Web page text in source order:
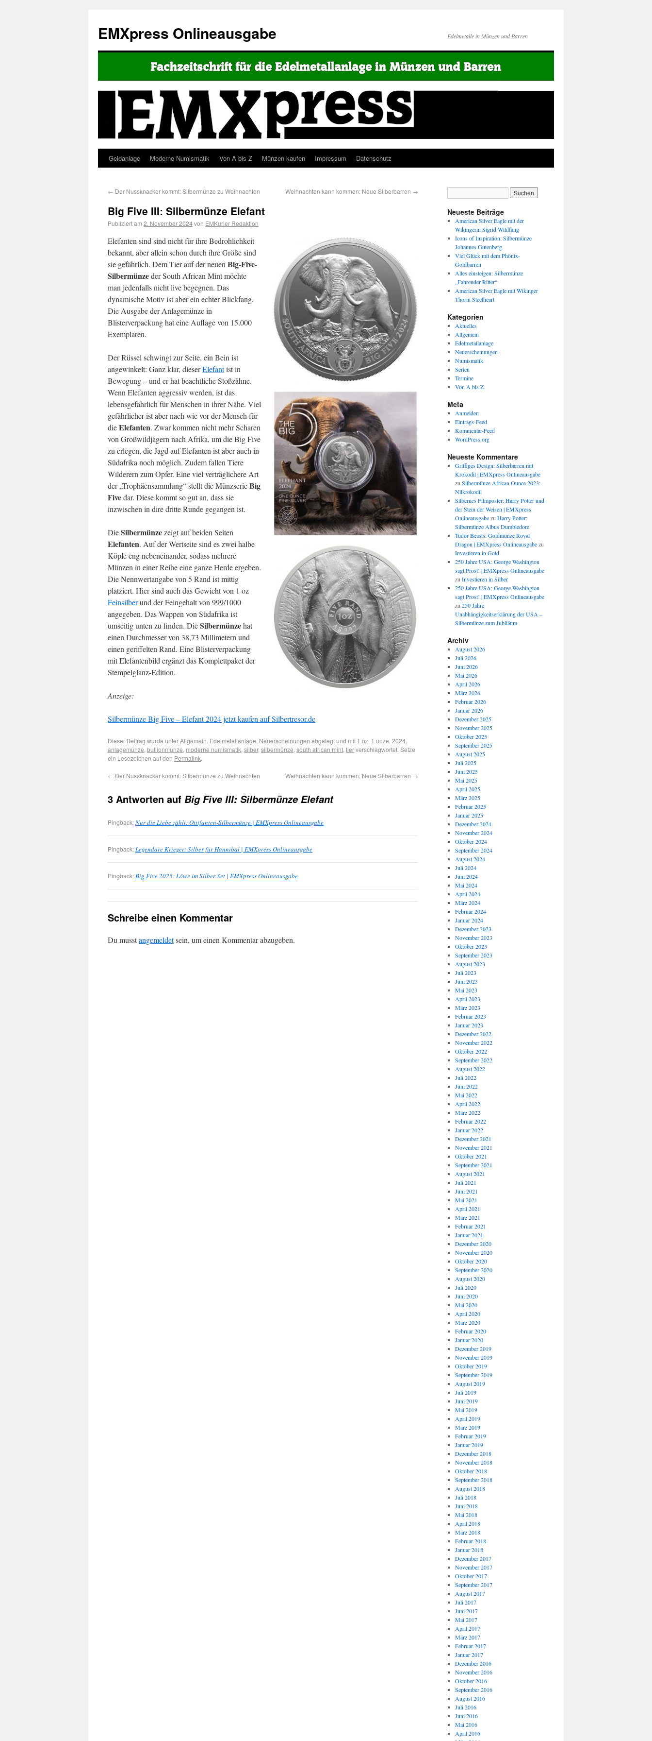
EMXpress Onlineausgabe Edelmetalle in Münzen und Barren
Geldanlage Moderne Numismatik Von A bis Z Münzen kaufen Impressum Datenschutz
← Der Nussknacker kommt: Silbermünze zu Weihnachten Weihnachten kann kommen: Neue Silberbarren →
Big Five III: Silbermünze Elefant
Publiziert am 2. November 2024von EMKurier Redaktion
Elefanten sind sind nicht für ihre Bedrohlichkeit
bekannt, aber allein schon durch ihre Größe sind
sie gefährlich. Dem Tier auf der neuen Big-Five-
Silbermünzeder South African Mint möchte
man jedenfalls nicht live begegnen. Das
dynamische Motiv ist aber ein echter Blickfang.
Die Ausgabe der Anlagemünze in
Blisterverpackung hat eine Auflage von 15.000
Exemplaren.
Der Rüssel schwingt zur Seite, ein Bein ist
angewinkelt: Ganz klar, dieserElefantist in
Bewegung – und er hat beachtliche Stoßzähne.
Wenn Elefanten aggressiv werden, ist das
lebensgefährlich für Menschen in ihrer Nähe. Viel
gefährlicher ist aber nach wie vor der Mensch für
dieElefanten. Zwar kommen nicht mehr Scharen
von Großwildjägern nach Afrika, um die Big Five
zu erlegen, die Jagd auf Elefanten ist aber auch in
Südafrika noch möglich. Zudem fallen Tiere
Wilderern zum Opfer. Eine viel verträglichere Art
der „Trophäensammlung“ stellt die MünzserieBig
Fivedar. Diese kommt so gut an, dass sie
inzwischen in dire dritte Runde gegangen ist.
DieSilbermünzezeigt auf beiden Seiten
Elefanten. Auf der Wertseite sind es zwei halbe
Köpfe eng nebeneinander, sodass mehrere
Münzen in einer Reihe eine ganze Herde ergeben.
Die Nennwertangabe von 5 Rand ist mittig
platziert. Hier sind auch das Gewicht von 1 oz
Feinsilberund der Feingehalt von 999/1000
angegeben. Das Wappen von Südafrika ist
umseitig unten zu finden. DieSilbermünzehat
einen Durchmesser von 38,73 Millimetern und
einen geriffelten Rand. Eine Blisterverpackung
mit Elefantenbild ergänzt das Komplettpaket der
Stempelglanz-Edition.
Anzeige:
Silbermünze Big Five – Elefant 2024 jetzt kaufen auf Silbertresor.de
Dieser Beitrag wurde unterAllgemein, Edelmetallanlage, Neuerscheinungen abgelegt und mit 1 oz, 1 unze, 2024,
anlagemünze, bullionmünze, moderne numismatik, silber, silbermünze, south african mint, tierverschlagwortet. Setze
ein Lesezeichen auf den Permalink.
← Der Nussknacker kommt: Silbermünze zu Weihnachten Weihnachten kann kommen: Neue Silberbarren →
3 Antworten auf Big Five III: Silbermünze Elefant
Pingback:Nur die Liebe zählt: Ottifanten-Silbermünze | EMXpress Onlineausgabe
Pingback:Legendäre Krieger: Silber für Hannibal | EMXpress Onlineausgabe
Pingback:Big Five 2025: Löwe im Silber-Set | EMXpress Onlineausgabe
Schreibe einen Kommentar
Du musstangemeldetsein, um einen Kommentar abzugeben.
Neueste Beiträge
American Silver Eagle mit der
Wikingerin Sigrid Wildfang
Icons of Inspiration: Silbermünze
Johannes Gutenberg
Viel Glück mit dem Phönix-
Goldbarren
Alles einsteigen: Silbermünze
„Fahrender Ritter“
American Silver Eagle mit Wikinger
Thorin Steelheart
Kategorien
Aktuelles
Allgemein
Edelmetallanlage
Neuerscheinungen
Numismatik
Serien
Termine
Von A bis Z
Meta
Anmelden
Eintrags-Feed
Kommentar-Feed
WordPress.org
Neueste Kommentare
Griffiges Design: Silberbarren mit
Krokodil | EMXpress Onlineausgabe
zu Silbermünze African Ounce 2023:
Nilkrokodil
Silbernes Filmposter: Harry Potter und
der Stein der Weisen | EMXpress
Onlineausgabezu Harry Potter:
Silbermünze Albus Dumbledore
Tudor Beasts: Goldmünze Royal
Dragon | EMXpress Onlineausgabezu
Investieren in Gold
250 Jahre USA: George Washington
sagt Prost! | EMXpress Onlineausgabe
zu Investieren in Silber
250 Jahre USA: George Washington
sagt Prost! | EMXpress Onlineausgabe
zu 250 Jahre
Unabhängigkeitserklärung der USA –
Silbermünze zum Jubiläum
Archiv
August 2026
Juli 2026
Juni 2026
Mai 2026
April 2026
März 2026
Februar 2026
Januar 2026
Dezember 2025
November 2025
Oktober 2025
September 2025
August 2025
Juli 2025
Juni 2025
Mai 2025
April 2025
März 2025
Februar 2025
Januar 2025
Dezember 2024
November 2024
Oktober 2024
September 2024
August 2024
Juli 2024
Juni 2024
Mai 2024
April 2024
März 2024
Februar 2024
Januar 2024
Dezember 2023
November 2023
Oktober 2023
September 2023
August 2023
Juli 2023
Juni 2023
Mai 2023
April 2023
März 2023
Februar 2023
Januar 2023
Dezember 2022
November 2022
Oktober 2022
September 2022
August 2022
Juli 2022
Juni 2022
Mai 2022
April 2022
März 2022
Februar 2022
Januar 2022
Dezember 2021
November 2021
Oktober 2021
September 2021
August 2021
Juli 2021
Juni 2021
Mai 2021
April 2021
März 2021
Februar 2021
Januar 2021
Dezember 2020
November 2020
Oktober 2020
September 2020
August 2020
Juli 2020
Juni 2020
Mai 2020
April 2020
März 2020
Februar 2020
Januar 2020
Dezember 2019
November 2019
Oktober 2019
September 2019
August 2019
Juli 2019
Juni 2019
Mai 2019
April 2019
März 2019
Februar 2019
Januar 2019
Dezember 2018
November 2018
Oktober 2018
September 2018
August 2018
Juli 2018
Juni 2018
Mai 2018
April 2018
März 2018
Februar 2018
Januar 2018
Dezember 2017
November 2017
Oktober 2017
September 2017
August 2017
Juli 2017
Juni 2017
Mai 2017
April 2017
März 2017
Februar 2017
Januar 2017
Dezember 2016
November 2016
Oktober 2016
September 2016
August 2016
Juli 2016
Juni 2016
Mai 2016
April 2016